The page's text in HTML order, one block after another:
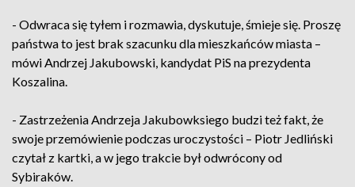
- Odwraca się tyłem i rozmawia, dyskutuje, śmieje się. Proszę
państwa to jest brak szacunku dla mieszkańców miasta –
mówi Andrzej Jakubowski, kandydat PiS na prezydenta
Koszalina.
- Zastrzeżenia Andrzeja Jakubowksiego budzi też fakt, że
swoje przemówienie podczas uroczystości – Piotr Jedliński
czytał z kartki, a w jego trakcie był odwrócony od
Sybiraków.